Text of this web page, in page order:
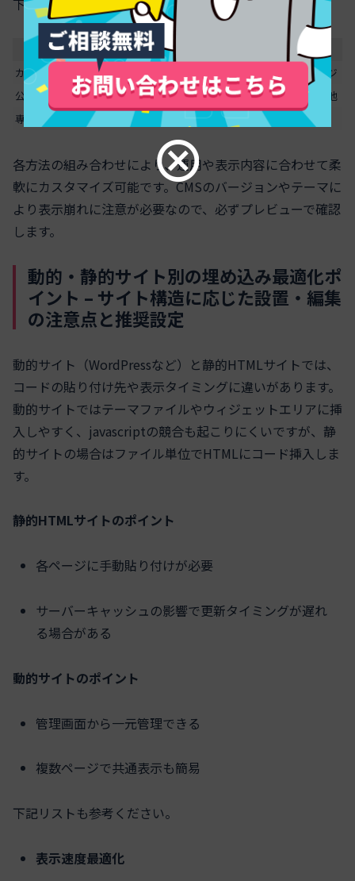
下記は代表的な方法の比較です。
方法 難易度
対応範囲
カスタムHTML
低 コード貼付のみで簡単
投稿・ページ
公式ウィジェット 中 管理画面のみで設定可能
サイドバー他
専用プラグイン
低〜中 デザイン自由/表示高速化可 全ページ
各方法の組み合わせにより、運用や表示内容に合わせて柔
軟にカスタマイズ可能です。CMSのバージョンやテーマに
より表示崩れに注意が必要なので、必ずプレビューで確認
します。
動的・静的サイト別の埋め込み最適化ポ
イント – サイト構造に応じた設置・編集
の注意点と推奨設定
動的サイト（WordPressなど）と静的HTMLサイトでは、
コードの貼り付け先や表示タイミングに違いがあります。
動的サイトではテーマファイルやウィジェットエリアに挿
入しやすく、javascriptの競合も起こりにくいですが、静
的サイトの場合はファイル単位でHTMLにコード挿入しま
す。
静的HTMLサイトのポイント
各ページに手動貼り付けが必要
サーバーキャッシュの影響で更新タイミングが遅れ
る場合がある
動的サイトのポイント
管理画面から一元管理できる
複数ページで共通表示も簡易
下記リストも参考ください。
表示速度最適化